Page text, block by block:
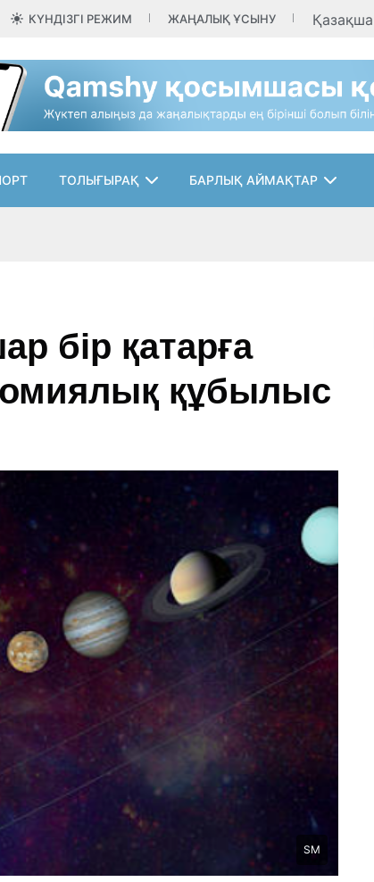
КҮНДІЗГІ РЕЖИМ ЖАҢАЛЫҚ ҰСЫНУ Қазақша
ТОЛЫҒЫРАҚ БАРЛЫҚ АЙМАҚТАР
бір қатарға
құбылыс
SM